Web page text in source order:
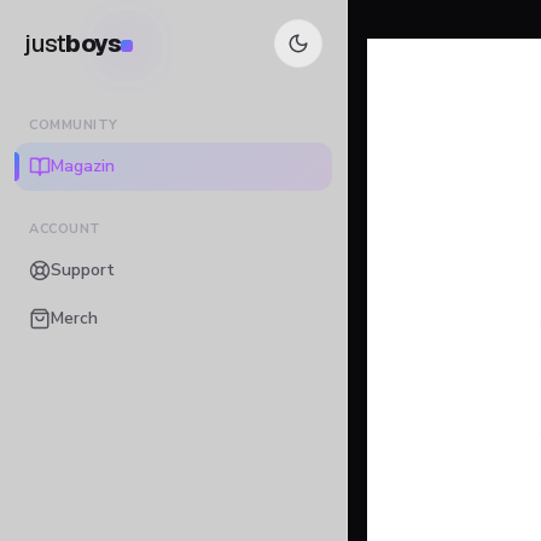
justboys
COMMUNITY
Magazin
ACCOUNT
Support
Merch